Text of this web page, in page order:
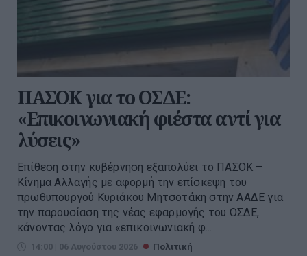
ΠΑΣΟΚ για το ΟΣΔΕ:
«Επικοινωνιακή φιέστα αντί για
λύσεις»
Επίθεση στην κυβέρνηση εξαπολύει το ΠΑΣΟΚ –
Κίνημα Αλλαγής με αφορμή την επίσκεψη του
πρωθυπουργού Κυριάκου Μητσοτάκη στην ΑΑΔΕ για
την παρουσίαση της νέας εφαρμογής του ΟΣΔΕ,
κάνοντας λόγο για «επικοινωνιακή φ...
14:00 | 06 Αυγούστου 2026 Πολιτική